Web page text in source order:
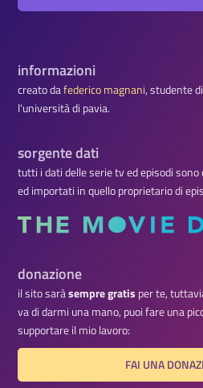
informazioni
creato dafederico magnani, studente
l'università di pavia.
sorgente dati
tutti i dati delle serie tv ed episodi
ed importati in quello proprietario di
donazione
il sito saràsempre gratis per te,
va di darmi una mano, puoi fare una
supportare il mio lavoro:
FAI UNA